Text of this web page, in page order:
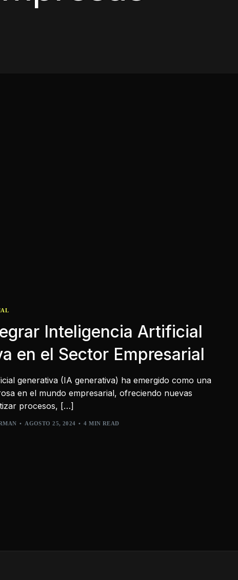
Inteligencia Artificial
en el Sector Empresarial
generativa (IA generativa) ha emergido como una
en el mundo empresarial, ofreciendo nuevas
procesos, […]
AGOSTO 25, 2024 4 MIN READ